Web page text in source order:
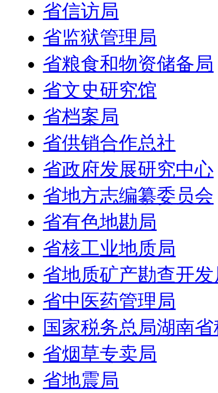
省信访局
省监狱管理局
省粮食和物资储备局
省文史研究馆
省档案局
省供销合作总社
省政府发展研究中心
省地方志编纂委员会
省有色地勘局
省核工业地质局
省地质矿产勘查开发
省中医药管理局
国家税务总局湖南
省烟草专卖局
省地震局